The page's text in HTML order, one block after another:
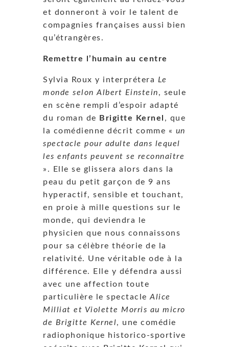
et donneront à voir le talent de
compagnies françaises aussi bien
qu’étrangères.
Remettre l’humain au centre
Sylvia Roux y interprétera Le
monde selon Albert Einstein, seule
en scène rempli d’espoir adapté
du roman de
Brigitte Kernel , que
la comédienne décrit comme « un
spectacle pour adulte dans lequel
les enfants peuvent se reconnaître
». Elle se glissera alors dans la
peau du petit garçon de 9 ans
hyperactif, sensible et touchant,
en proie à mille questions sur le
monde, qui deviendra le
physicien que nous connaissons
pour sa célèbre théorie de la
relativité. Une véritable ode à la
différence. Elle y défendra aussi
avec une affection toute
particulière le spectacle Alice
Milliat et Violette Morris au micro
de Brigitte Kernel, une comédie
radiophonique historico-sportive